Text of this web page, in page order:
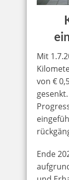
Mit
von €
Ende